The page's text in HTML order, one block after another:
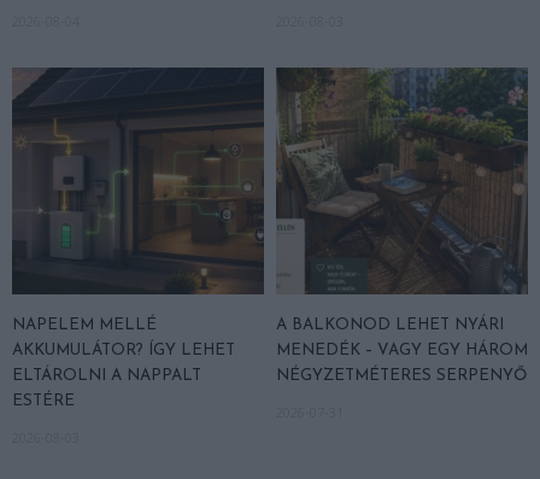
NAPELEM MELLÉ
AKKUMULÁTOR? ÍGY LEHET
ELTÁROLNI A NAPPALT
ESTÉRE
A BALKONOD LEHET NYÁRI
MENEDÉK – VAGY EGY HÁROM
NÉGYZETMÉTERES SERPENYŐ